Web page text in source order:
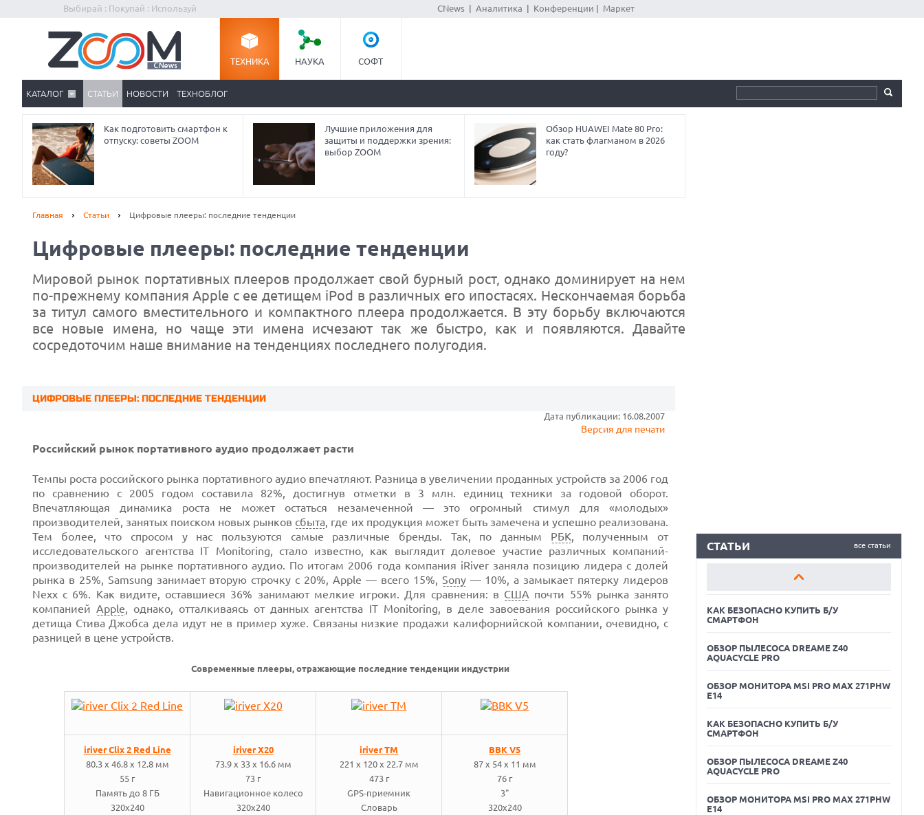
Выбирай : Покупай : Используй CNews| Аналитика Конференции Маркет
ТЕХНИКА НАУКА СОФТ
КАТАЛОГ СТАТЬИ НОВОСТИ ТЕХНОБЛОГ
Как подготовить смартфон к
отпуску: советы ZOOM
Лучшие приложения для
защиты и поддержки зрения:
выбор ZOOM
Обзор HUAWEI Mate 80 Pro:
как стать флагманом в 2026
году?
Главная Статьи Цифровые плееры: последние тенденции
Цифровые плееры: последние тенденции
Мировой рынок портативных плееров продолжает свой бурный рост, однако доминирует на нем
по-прежнему компания Apple с ее детищем iPod в различных его ипостасях. Нескончаемая борьба
за титул самого вместительного и компактного плеера продолжается. В эту борьбу включаются
все новые имена, но чаще эти имена исчезают так же быстро, как и появляются. Давайте
сосредоточим наше внимание на тенденциях последнего полугодия.
ЦИФРОВЫЕ ПЛЕЕРЫ: ПОСЛЕДНИЕ ТЕНДЕНЦИИ
Дата публикации: 16.08.2007
Версия для печати
Российский рынок портативного аудио продолжает расти
Темпы роста российского рынка портативного аудио впечатляют. Разница в увеличении проданных устройств за 2006 год
по сравнению с 2005 годом составила 82%, достигнув отметки в 3 млн. единиц техники за годовой оборот.
Впечатляющая динамика роста не может остаться незамеченной — это огромный стимул для «молодых»
производителей, занятых поиском новых рынков сбыта, где их продукция может быть замечена и успешно реализована.
Тем более, что спросом у нас пользуются самые различные бренды. Так, по данным РБК, полученным от
исследовательского агентства IT Monitoring, стало известно, как выглядит долевое участие различных компаний-
производителей на рынке портативного аудио. По итогам 2006 года компания iRiver заняла позицию лидера с долей
рынка в 25%, Samsung занимает вторую строчку с 20%, Apple — всего 15%, Sony— 10%, а замыкает пятерку лидеров
Nexx с 6%. Как видите, оставшиеся 36% занимают мелкие игроки. Для сравнения: в США почти 55% рынка занято
компаниейApple, однако, отталкиваясь от данных агентства IT Monitoring, в деле завоевания российского рынка у
детища Стива Джобса дела идут не в пример хуже. Связаны низкие продажи калифорнийской компании, очевидно, с
разницей в цене устройств.
Современные плееры, отражающие последние тенденции индустрии
iriver Clix 2 Red Line
80.3 x 46.8 x 12.8 мм
55 г
Память до 8 ГБ
320x240
iriver X20
73.9 x 33 x 16.6 мм
73 г
Навигационное колесо
320x240
iriver ТМ
221 x 120 x 22.7 мм
473 г
GPS-приемник
Словарь
BBK V5
87 x 54 x 11 мм
76 г
3"
320x240
все статьи
СТАТЬИ
ОБЗОР ПЫЛЕСОСА DREAME Z40
AQUACYCLE PRO
ОБЗОР МОНИТОРА MSI PRO MAX 271PHW
КАК БЕЗОПАСНО КУПИТЬ Б/У
СМАРТФОН
ОБЗОР ПЫЛЕСОСА DREAME Z40
AQUACYCLE PRO
ОБЗОР МОНИТОРА MSI PRO MAX 271PHW
E14
КАК БЕЗОПАСНО КУПИТЬ Б/У
СМАРТФОН
ОБЗОР ПЫЛЕСОСА DREAME Z40
AQUACYCLE PRO
ОБЗОР МОНИТОРА MSI PRO MAX 271PHW
E14
Prev
MOOVE ПРИВЛЕКЛА $250 МЛН ЧТОБЫ
СТАТЬ КЛЮЧЕВЫМ ОПЕРАТОРОМ
06.08.2026